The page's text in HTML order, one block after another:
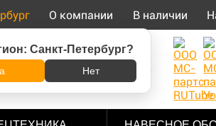
Санкт-Петербург?
Нет
О компании В наличии
8 (800) 500-73-92